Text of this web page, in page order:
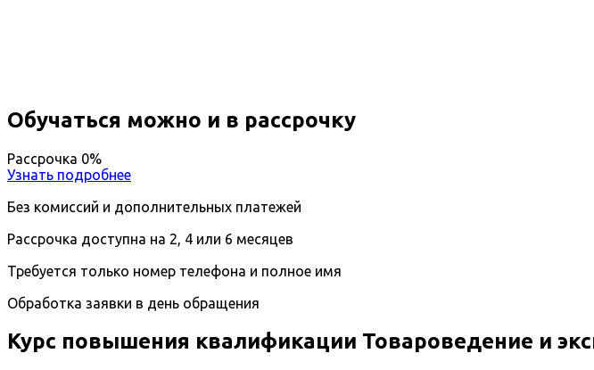
Обучаться можно и в рассрочку
Рассрочка 0%
Узнать подробнее
Без комиссий и дополнительных платежей
Рассрочка доступна на 2, 4 или 6 месяцев
Требуется только номер телефона и полное имя
Обработка заявки в день обращения
Курс повышения квалификации Товароведение и